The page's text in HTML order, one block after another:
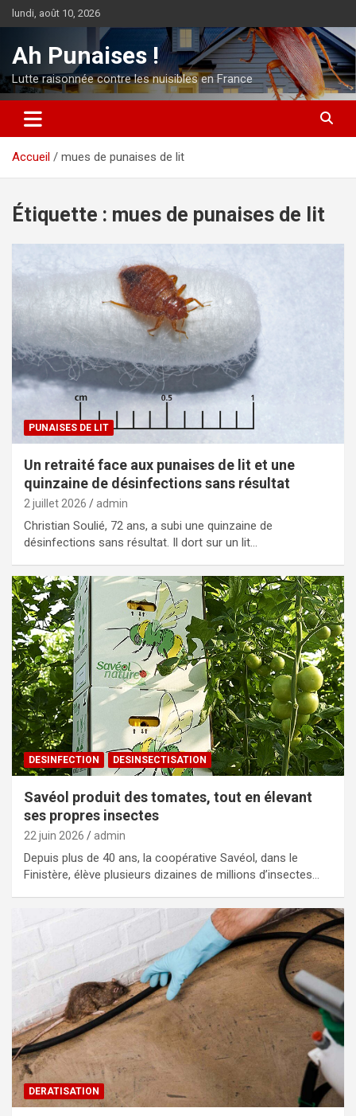
Aller
au
lundi, août 10, 2026
Ah Punaises !
Lutte raisonnée contre les nuisibles en France
Accueil mues de punaises de lit
Étiquette : mues de punaises de lit
PUNAISES DE LIT
Un retraité face aux punaises de lit et une
quinzaine de désinfections sans résultat
2 juillet 2026 admin
Christian Soulié, 72 ans, a subi une quinzaine de
désinfections sans résultat. Il dort sur un lit…
DESINFECTION DESINSECTISATION
Savéol produit des tomates, tout en élevant
ses propres insectes
22 juin 2026 admin
Depuis plus de 40 ans, la coopérative Savéol, dans le
Finistère, élève plusieurs dizaines de millions d’insectes…
DERATISATION